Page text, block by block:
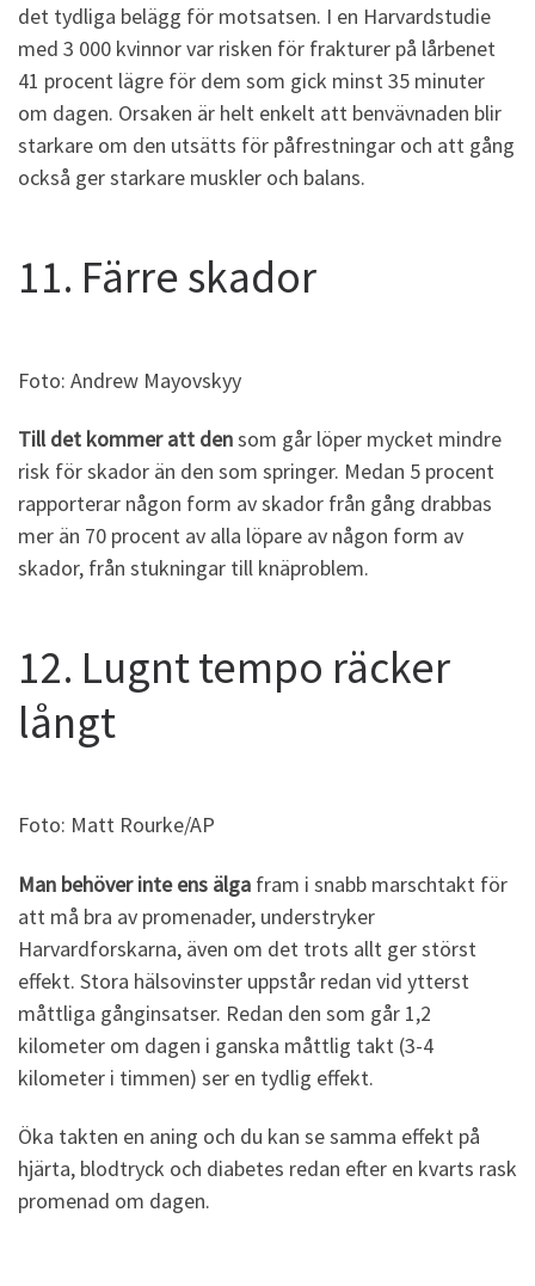
det tydliga belägg för motsatsen. I en Harvardstudie
med 3 000 kvinnor var risken för frakturer på lårbenet
41 procent lägre för dem som gick minst 35 minuter
om dagen. Orsaken är helt enkelt att benvävnaden blir
starkare om den utsätts för påfrestningar och att gång
också ger starkare muskler och balans.
11. Färre skador
Foto: Andrew Mayovskyy
Till det kommer att densom går löper mycket mindre
risk för skador än den som springer. Medan 5 procent
rapporterar någon form av skador från gång drabbas
mer än 70 procent av alla löpare av någon form av
skador, från stukningar till knäproblem.
12. Lugnt tempo räcker
långt
Foto: Matt Rourke/AP
Man behöver inte ens älga fram i snabb marschtakt för
att må bra av promenader, understryker
Harvardforskarna, även om det trots allt ger störst
effekt. Stora hälsovinster uppstår redan vid ytterst
måttliga gånginsatser. Redan den som går 1,2
kilometer om dagen i ganska måttlig takt (3-4
kilometer i timmen) ser en tydlig effekt.
Öka takten en aning och du kan se samma effekt på
hjärta, blodtryck och diabetes redan efter en kvarts rask
promenad om dagen.